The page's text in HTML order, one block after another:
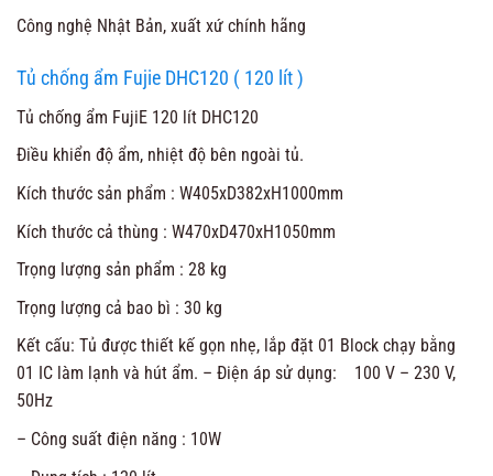
Công nghệ Nhật Bản, xuất xứ chính hãng
Tủ chống ẩm Fujie DHC120 ( 120 lít )
Tủ chống ẩm FujiE 120 lít DHC120
Điều khiển độ ẩm, nhiệt độ bên ngoài tủ.
Kích thước sản phẩm : W405xD382xH1000mm
Kích thước cả thùng : W470xD470xH1050mm
Trọng lượng sản phẩm : 28 kg
Trọng lượng cả bao bì : 30 kg
Kết cấu: Tủ được thiết kế gọn nhẹ, lắp đặt 01 Block chạy bằng
01 IC làm lạnh và hút ẩm. – Điện áp sử dụng: 100 V – 230 V,
50Hz
– Công suất điện năng : 10W